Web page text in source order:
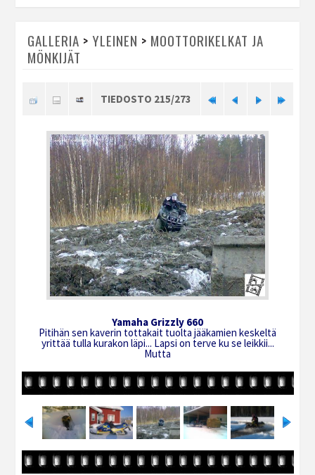
GALLERIA > YLEINEN > MOOTTORIKELKAT JA
MÖNKIJÄT
TIEDOSTO 215/273
Yamaha Grizzly 660
Pitihän sen kaverin tottakait tuolta jääkamien keskeltä
yrittää tulla kurakon läpi... Lapsi on terve ku se leikkii...
Mutta